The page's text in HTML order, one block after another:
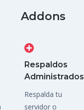
Addons
Respaldos
Administrados
Respalda tu
servidor o